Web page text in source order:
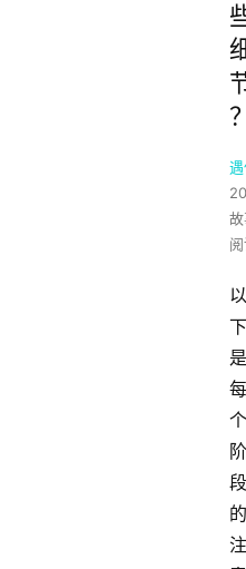
以
下
是
每
个
阶
段
的
注